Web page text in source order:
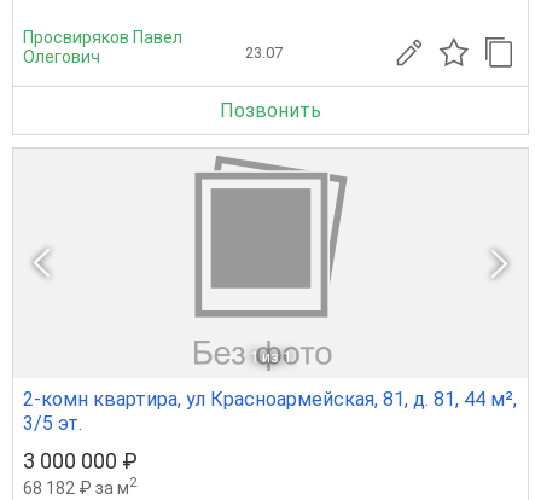
Просвиряков Павел
Олегович
23.07
Позвонить
1 из 1
2-комн квартира, ул Красноармейская, 81, д. 81, 44 м²,
3/5 эт.
3 000 000 ₽
68 182 ₽ за м2